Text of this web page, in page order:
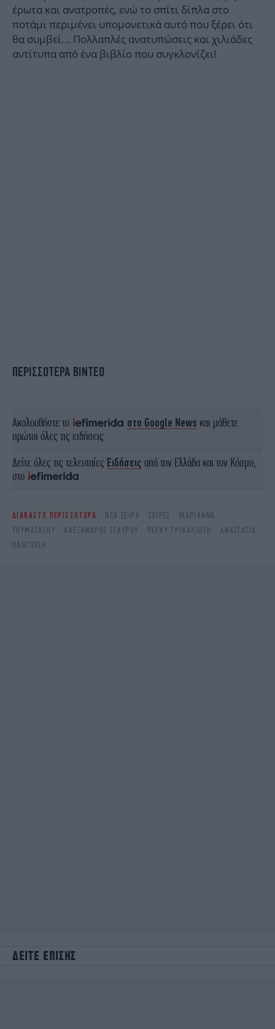
έρωτα και ανατροπές, ενώ το σπίτι δίπλα στο
ποτάμι περιμένει υπομονετικά αυτό που ξέρει ότι
θα συμβεί... Πολλαπλές ανατυπώσεις και χιλιάδες
αντίτυπα από ένα βιβλίο που συγκλονίζει!
ΠΕΡΙΣΣΟΤΕΡΑ ΒΙΝΤΕΟ
Ακολουθήστε το στο Google News και μάθετε
πρώτοι όλες τις ειδήσεις
Δείτε όλες τις τελευταίες Ειδήσεις από την Ελλάδα και τον Κόσμο,
στο
ΔΙΑΒΑΣΤΕ ΠΕΡΙΣΣΟΤΕΡΑ ΝΈΑ ΣΕΙΡΆ ΣΕΙΡΈΣ
ΜΑΡΙΆΝΝΑ
ΤΟΥΜΑΣΆΤΟΥ
ΑΛΈΞΑΝΔΡΟΣ ΣΤΑΎΡΟΥ ΠΈΓΚΥ ΤΡΙΚΑΛΙΏΤΗ
ΑΝΑΣΤΑΣΊΑ
ΠΑΝΤΟΎΣΗ
ΔΕΙΤΕ ΕΠΙΣΗΣ